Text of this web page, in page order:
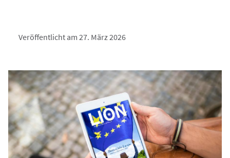
Veröffentlicht am 27. März 2026